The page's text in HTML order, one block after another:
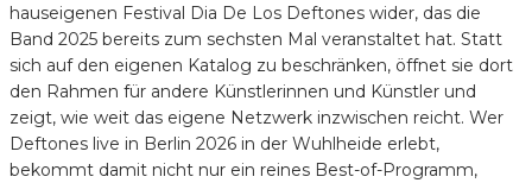
hauseigenen Festival Dia De Los Deftones wider, das die
Band 2025 bereits zum sechsten Mal veranstaltet hat. Statt
sich auf den eigenen Katalog zu beschränken, öffnet sie dort
den Rahmen für andere Künstlerinnen und Künstler und
zeigt, wie weit das eigene Netzwerk inzwischen reicht. Wer
Deftones live in Berlin 2026 in der Wuhlheide erlebt,
bekommt damit nicht nur ein reines Best-of-Programm,